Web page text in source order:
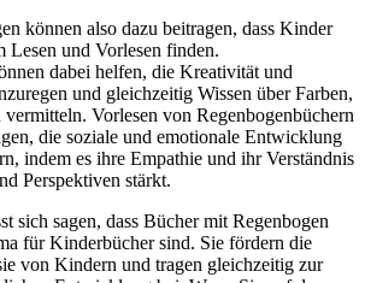
können also dazu beitragen, dass Kinder
Lesen und Vorlesen finden.
dabei helfen, die Kreativität und
und gleichzeitig Wissen über Farben,
Vorlesen von Regenbogenbüchern
die soziale und emotionale Entwicklung
indem es ihre Empathie und ihr Verständnis
Perspektiven stärkt.
sich sagen, dass Bücher mit Regenbogen
für Kinderbücher sind. Sie fördern die
von Kindern und tragen gleichzeitig zur